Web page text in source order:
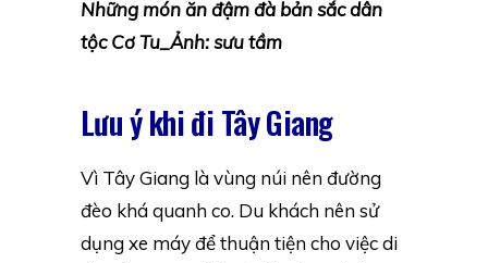
Những món ăn đậm đà bản sắc dân
tộc Cơ Tu_Ảnh: sưu tầm
Lưu ý khi đi Tây Giang
Vì Tây Giang là vùng núi nên đường
đèo khá quanh co. Du khách nên sử
dụng xe máy để thuận tiện cho việc di